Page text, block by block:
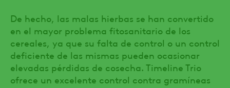
De hecho, las malas hierbas se han convertido
en el mayor problema fitosanitario de los
cereales, ya que su falta de control o un control
deficiente de las mismas pueden ocasionar
elevadas pérdidas de cosecha. Timeline Trio
ofrece un excelente control contra gramíneas